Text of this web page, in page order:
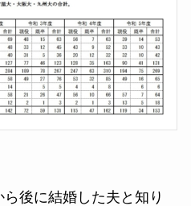
後に結婚した夫と知り